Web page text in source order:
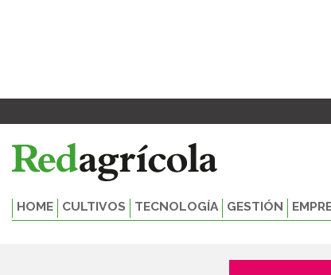
HOME CULTIVOS TECNOLOGÍA GESTIÓN